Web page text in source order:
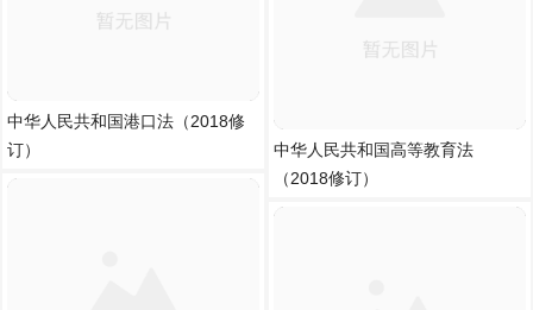
中华人民共和国港口法（2018修
订）
中华人民共和国高等教育法
（2018修订）